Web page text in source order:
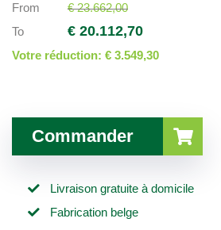
From
€ 23.662,00
To
€ 20.112,70
Votre réduction: € 3.549,30
Commander
Livraison gratuite à domicile
Fabrication belge